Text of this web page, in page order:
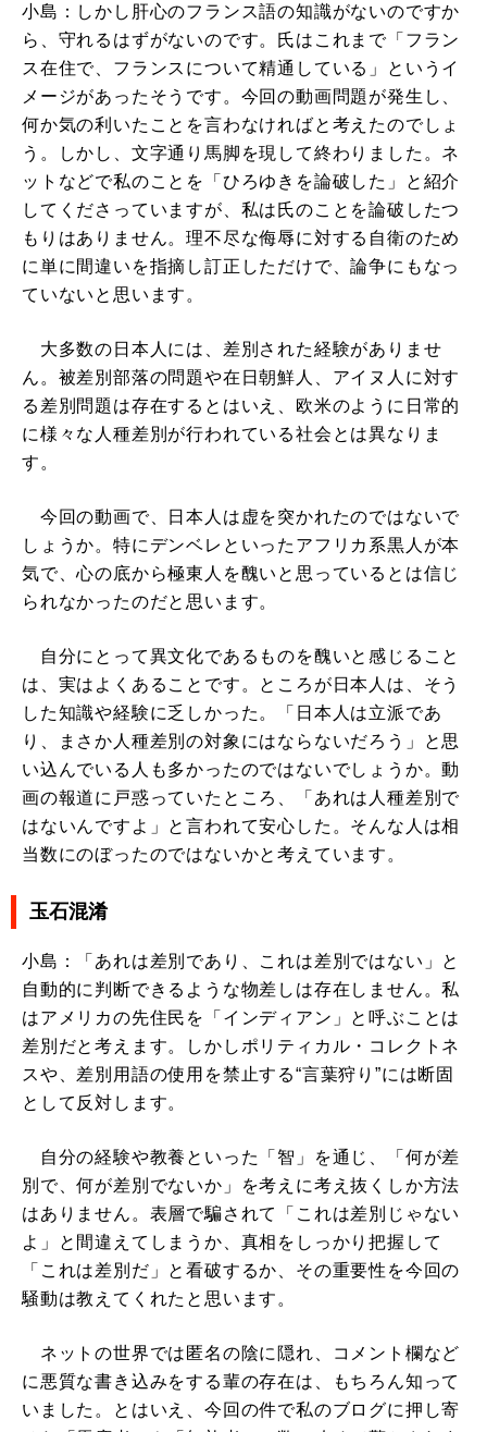
小島：しかし肝心のフランス語の知識がないのですか
ら、守れるはずがないのです。氏はこれまで「フラン
ス在住で、フランスについて精通している」というイ
メージがあったそうです。今回の動画問題が発生し、
何か気の利いたことを言わなければと考えたのでしょ
う。しかし、文字通り馬脚を現して終わりました。ネ
ットなどで私のことを「ひろゆきを論破した」と紹介
してくださっていますが、私は氏のことを論破したつ
もりはありません。理不尽な侮辱に対する自衛のため
に単に間違いを指摘し訂正しただけで、論争にもなっ
ていないと思います。
大多数の日本人には、差別された経験がありませ
ん。被差別部落の問題や在日朝鮮人、アイヌ人に対す
る差別問題は存在するとはいえ、欧米のように日常的
に様々な人種差別が行われている社会とは異なりま
す。
今回の動画で、日本人は虚を突かれたのではないで
しょうか。特にデンベレといったアフリカ系黒人が本
気で、心の底から極東人を醜いと思っているとは信じ
られなかったのだと思います。
自分にとって異文化であるものを醜いと感じること
は、実はよくあることです。ところが日本人は、そう
した知識や経験に乏しかった。「日本人は立派であ
り、まさか人種差別の対象にはならないだろう」と思
い込んでいる人も多かったのではないでしょうか。動
画の報道に戸惑っていたところ、「あれは人種差別で
はないんですよ」と言われて安心した。そんな人は相
当数にのぼったのではないかと考えています。
玉石混淆
小島：「あれは差別であり、これは差別ではない」と
自動的に判断できるような物差しは存在しません。私
はアメリカの先住民を「インディアン」と呼ぶことは
差別だと考えます。しかしポリティカル・コレクトネ
スや、差別用語の使用を禁止する“言葉狩り”には断固
として反対します。
自分の経験や教養といった「智」を通じ、「何が差
別で、何が差別でないか」を考えに考え抜くしか方法
はありません。表層で騙されて「これは差別じゃない
よ」と間違えてしまうか、真相をしっかり把握して
「これは差別だ」と看破するか、その重要性を今回の
騒動は教えてくれたと思います。
ネットの世界では匿名の陰に隠れ、コメント欄など
に悪質な書き込みをする輩の存在は、もちろん知って
いました。とはいえ、今回の件で私のブログに押し寄